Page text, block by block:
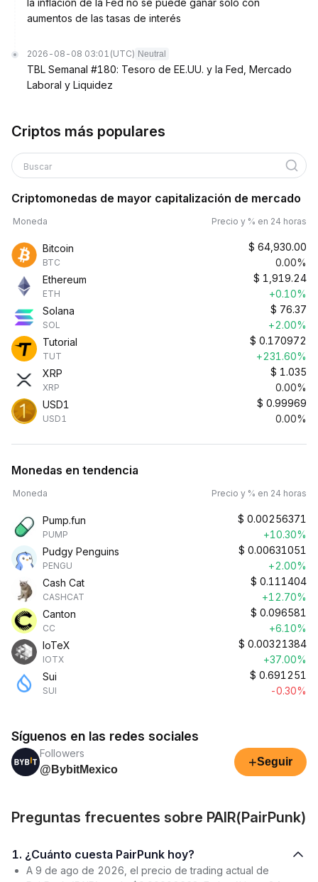
la inflación de la Fed no se puede ganar solo con
aumentos de las tasas de interés
2026-08-08 03:01 (UTC) Neutral
TBL Semanal #180: Tesoro de EE.UU. y la Fed, Mercado
Laboral y Liquidez
Criptos más populares
Buscar
Criptomonedas de mayor capitalización de mercado
Moneda Precio y % en 24 horas
Bitcoin
BTC
$ 64,930.00
0.00%
Ethereum
ETH
$ 1,919.24
+0.10%
Solana
SOL
$ 76.37
+2.00%
Tutorial
TUT
$ 0.170972
+231.60%
XRP
XRP
$ 1.035
0.00%
USD1
USD1
$ 0.99969
0.00%
Monedas en tendencia
Moneda Precio y % en 24 horas
Pump.fun
PUMP
$ 0.00256371
+10.30%
Pudgy Penguins
PENGU
$ 0.00631051
+2.00%
Cash Cat
CASHCAT
$ 0.111404
+12.70%
Canton
CC
$ 0.096581
+6.10%
IoTeX
IOTX
$ 0.00321384
+37.00%
Sui
SUI
$ 0.691251
-0.30%
Síguenos en las redes sociales
Followers
@BybitMexico
+Seguir
Preguntas frecuentes sobre PAIR(PairPunk)
1. ¿Cuánto cuesta PairPunk hoy?
A 9 de ago de 2026, el precio de trading actual de